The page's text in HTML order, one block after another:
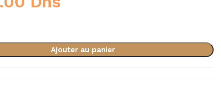
Ajouter au panier